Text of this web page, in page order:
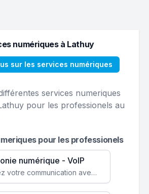
numériques à Lathuy
sur les services numériques
services numeriques
pour les professionels au
pour les professionels
numérique - VoIP
Simplifiez votre communication avec une solution VoIP flexible, économique et adaptée à vos besoins professionnels.